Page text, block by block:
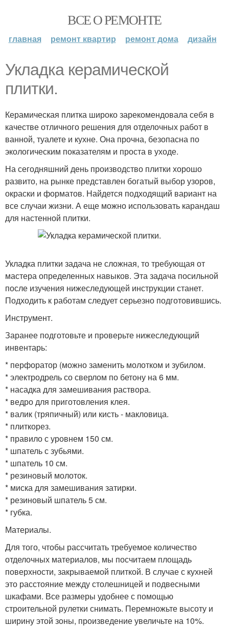
ВСЕ О РЕМОНТЕ
главная ремонт квартир ремонт дома дизайн
Укладка керамической
плитки.
Керамическая плитка широко зарекомендовала себя в
качестве отличного решения для отделочных работ в
ванной, туалете и кухне. Она прочна, безопасна по
экологическим показателям и проста в уходе.
На сегодняшний день производство плитки хорошо
развито, на рынке представлен богатый выбор узоров,
окраски и форматов. Найдется подходящий вариант на
все случаи жизни. А еще можно использовать карандаш
для настенной плитки.
Укладка плитки задача не сложная, то требующая от
мастера определенных навыков. Эта задача посильной
после изучения нижеследующей инструкции станет.
Подходить к работам следует серьезно подготовившись.
Инструмент.
Заранее подготовьте и проверьте нижеследующий
инвентарь:
* перфоратор (можно заменить молотком и зубилом.
* электродрель со сверлом по бетону на 6 мм.
* насадка для замешивания раствора.
* ведро для приготовления клея.
* валик (тряпичный) или кисть - макловица.
* плиткорез.
* правило с уровнем 150 см.
* шпатель с зубьями.
* шпатель 10 см.
* резиновый молоток.
* миска для замешивания затирки.
* резиновый шпатель 5 см.
* губка.
Материалы.
Для того, чтобы рассчитать требуемое количество
отделочных материалов, мы посчитаем площадь
поверхности, закрываемой плиткой. В случае с кухней
это расстояние между столешницей и подвесными
шкафами. Все размеры удобнее с помощью
строительной рулетки снимать. Перемножьте высоту и
ширину этой зоны, произведение увеличьте на 10%.